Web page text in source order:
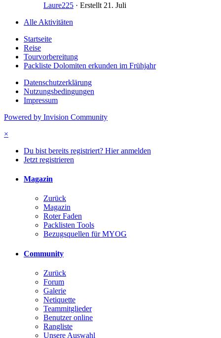
Laure225 · Erstellt 21. Juli
Alle Aktivitäten
Startseite
Reise
Tourvorbereitung
Packliste Dolomiten erkunden im Frühjahr
Datenschutzerklärung
Nutzungsbedingungen
Impressum
Powered by Invision Community
×
Du bist bereits registriert? Hier anmelden
Jetzt registrieren
Magazin
Zurück
Magazin
Roter Faden
Packlisten Tools
Bezugsquellen für MYOG
Community
Zurück
Forum
Galerie
Netiquette
Teammitglieder
Benutzer online
Rangliste
Unsere Auswahl